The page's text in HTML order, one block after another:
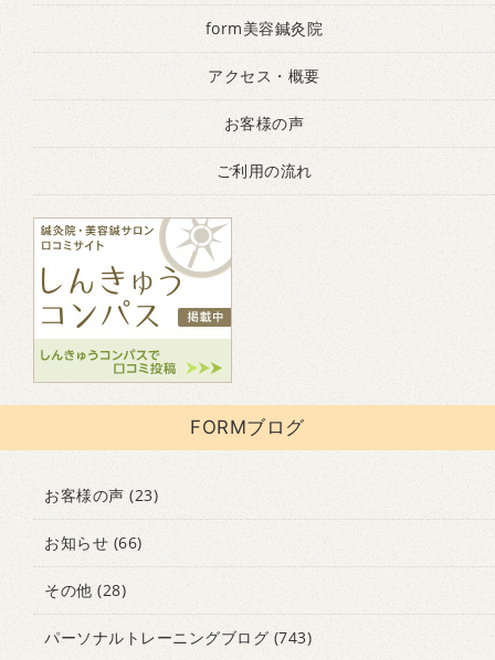
form美容鍼灸院
アクセス・概要
お客様の声
ご利用の流れ
FORMブログ
お客様の声 (23)
お知らせ (66)
その他 (28)
パーソナルトレーニングブログ (743)